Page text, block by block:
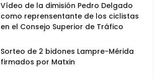
Vídeo de la dimisión Pedro Delgado
como reprensentante de los ciclistas
en el Consejo Superior de Tráfico
Sorteo de 2 bidones Lampre-Mérida
firmados por Matxin